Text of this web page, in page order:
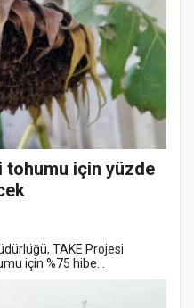
tohumu için yüzde
TAKE Projesi
için %75 hibe...